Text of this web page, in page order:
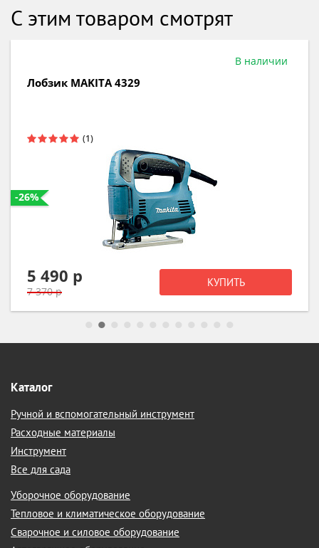
С этим товаром смотрят
В наличии
Лобзик MAKITA 4329
-26%
5 490 р
7 370 р
КУПИТЬ
Каталог
Ручной и вспомогательный инструмент
Расходные материалы
Инструмент
Все для сада
Уборочное оборудование
Тепловое и климатическое оборудование
Сварочное и силовое оборудование